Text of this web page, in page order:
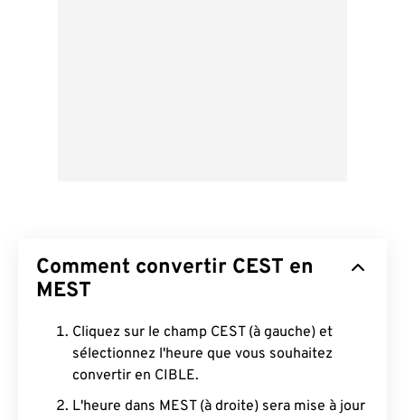
Comment convertir CEST en
MEST
Cliquez sur le champ CEST (à gauche) et
sélectionnez l'heure que vous souhaitez
convertir en CIBLE.
L'heure dans MEST (à droite) sera mise à jour